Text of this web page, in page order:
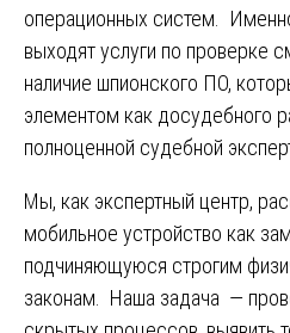
операционных систем.
выходят услуги по проверке
наличие шпионского ПО,
элементом как досудебного
полноценной судебной
Мы, как экспертный центр,
мобильное устройство как
подчиняющуюся строгим
законам. Наша задача —